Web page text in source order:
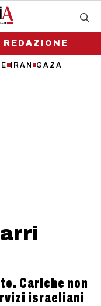
IRAN GAZA
REDAZIONE
Cariche non
israeliani